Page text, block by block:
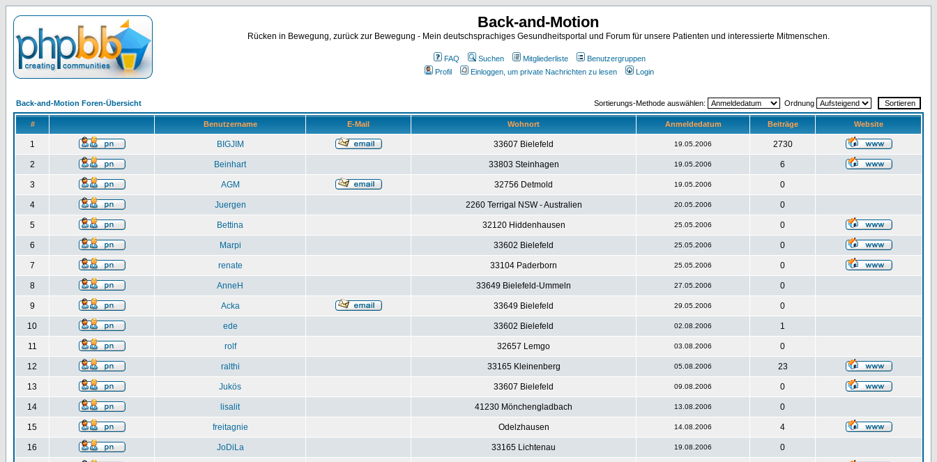
Back-and-Motion
Rücken in Bewegung, zurück zur Bewegung - Mein deutschsprachiges Gesundheitsportal und Forum für unsere Patienten und interessierte Mitmenschen.
FAQ Suchen Mitgliederliste
Benutzergruppen
Profil
Einloggen, um private Nachrichten zu lesen Login
Back-and-Motion Foren-Übersicht Sortierungs-Methode auswählen: Ordnung
# Benutzername E-Mail Wohnort Anmeldedatum Beiträge Website
1 BIGJIM 33607 Bielefeld 19.05.2006 2730
2 Beinhart 33803 Steinhagen 19.05.2006 6
3 AGM 32756 Detmold 19.05.2006 0
4 Juergen 2260 Terrigal NSW - Australien 20.05.2006 0
5 Bettina 32120 Hiddenhausen 25.05.2006 0
6 Marpi 33602 Bielefeld 25.05.2006 0
7 renate 33104 Paderborn 25.05.2006 0
8 AnneH 33649 Bielefeld-Ummeln 27.05.2006 0
9 Acka 33649 Bielefeld 29.05.2006 0
10 ede 33602 Bielefeld 02.08.2006 1
11 rolf 32657 Lemgo 03.08.2006 0
12 ralthi 33165 Kleinenberg 05.08.2006 23
13 Jukös 33607 Bielefeld 09.08.2006 0
14 lisalit 41230 Mönchengladbach 13.08.2006 0
15 freitagnie Odelzhausen 14.08.2006 4
16 JoDiLa 33165 Lichtenau 19.08.2006 0